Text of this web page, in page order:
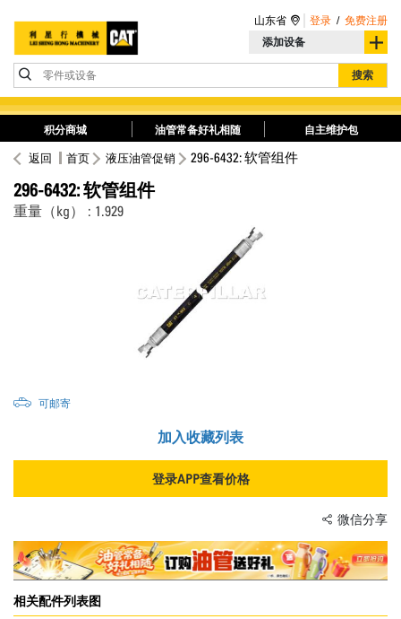
添加设备
零件或设备 搜索
山东省 登录 / 免费注册
积分商城 油管常备好礼相随 自主维护包
返回 首页 液压油管促销 296-6432: 软管组件
296-6432: 软管组件
重量（kg） : 1.929
可邮寄
加入收藏列表
登录APP查看价格
微信分享
相关配件列表图